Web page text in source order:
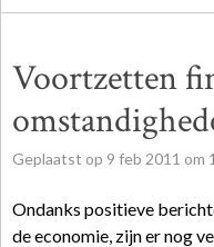
Voortzetten
Geplaatst op 9 feb 2011 om
Ondanks positieve
de economie, zijn er nog